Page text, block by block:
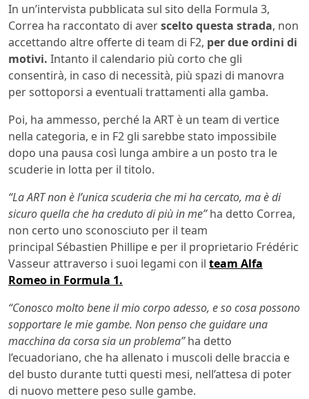
In un’intervista pubblicata sul sito della Formula 3,
Correa ha raccontato di averscelto questa strada, non
accettando altre offerte di team di F2, per due ordini di
motivi. Intanto il calendario più corto che gli
consentirà, in caso di necessità, più spazi di manovra
per sottoporsi a eventuali trattamenti alla gamba.
Poi, ha ammesso, perché la ART è un team di vertice
nella categoria, e in F2 gli sarebbe stato impossibile
dopo una pausa così lunga ambire a un posto tra le
scuderie in lotta per il titolo.
“La ART non è l’unica scuderia che mi ha cercato, ma è di
sicuro quella che ha creduto di più in me”ha detto Correa,
non certo uno sconosciuto per il team
principal Sébastien Phillipe e per il proprietario Frédéric
Vasseur attraverso i suoi legami con il team Alfa
Romeo in Formula 1.
“Conosco molto bene il mio corpo adesso, e so cosa possono
sopportare le mie gambe. Non penso che guidare una
macchina da corsa sia un problema”ha detto
l’ecuadoriano, che ha allenato i muscoli delle braccia e
del busto durante tutti questi mesi, nell’attesa di poter
di nuovo mettere peso sulle gambe.